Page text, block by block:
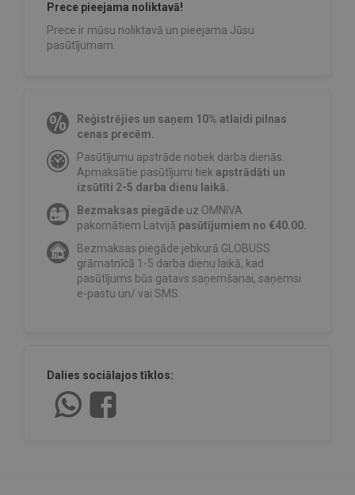
Prece pieejama noliktavā!
Prece ir mūsu noliktavā un pieejama Jūsu
pasūtījumam.
Reģistrējies un saņem 10% atlaidi pilnas
cenas precēm.
Pasūtījumu apstrāde notiek darba dienās.
Apmaksātie pasūtījumi tiekapstrādāti un
izsūtīti 2-5 darba dienu laikā.
Bezmaksas piegāde uz OMNIVA
pakomātiem Latvijā pasūtījumiem no €40.00.
Bezmaksas piegāde jebkurā GLOBUSS
grāmatnīcā 1-5 darba dienu laikā, kad
pasūtījums būs gatavs saņemšanai, saņemsi
e-pastu un/ vai SMS.
Dalies sociālajos tīklos: